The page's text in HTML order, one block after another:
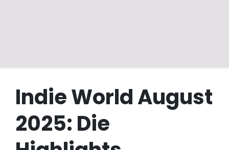
Indie World August
2025: Die